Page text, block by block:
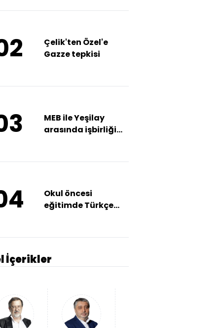
İçerikler
Çelik'ten Özel'e
Gazze tepkisi
MEB ile Yeşilay
arasında işbirliği
Okul öncesi
eğitimde Türkçe
eğitim materyalleri